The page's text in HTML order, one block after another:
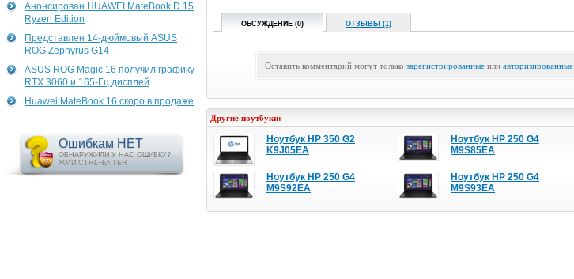
Анонсирован HUAWEI MateBook D 15
Ryzen Edition
Представлен 14-дюймовый ASUS
ROG Zephyrus G14
ASUS ROG Magic 16 получил графику
RTX 3060 и 165-Гц дисплей
Huawei MateBook 16 скоро в продаже
Ошибкам НЕТ
ОБНАРУЖИЛИ У НАС ОШИБКУ?
ЖМИ CTRL+ENTER
ОБСУЖДЕНИЕ (0) ОТЗЫВЫ (1)
Оставить комментарий могут только зарегистрированные или авторизированные
Другие ноутбуки:
Ноутбук HP 350 G2
K9J05EA
Ноутбук HP 250 G4
M9S85EA
Ноутбук HP 250 G4
M9S92EA
Ноутбук HP 250 G4
M9S93EA